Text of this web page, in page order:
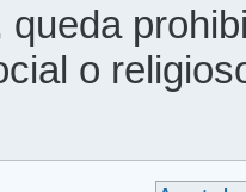
queda
o